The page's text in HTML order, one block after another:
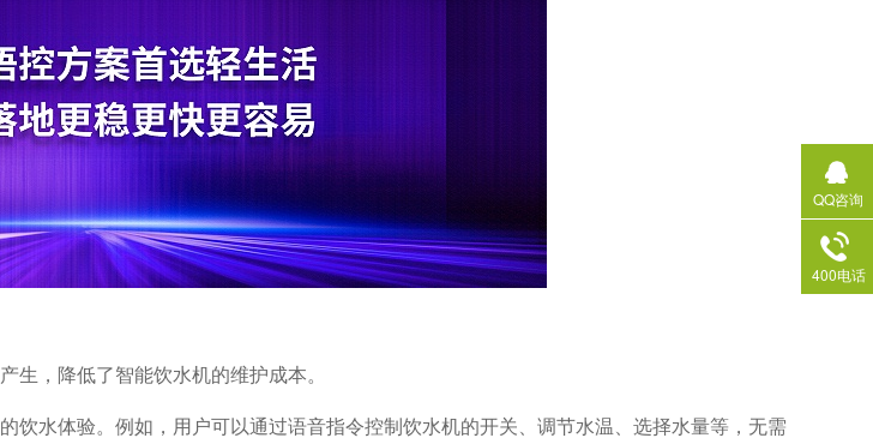
，降低了智能饮水机的维护成本。
水体验。例如，用户可以通过语音指令控制饮水机的开关、调节水温、选择水量等，无需
QQ咨询
400电话